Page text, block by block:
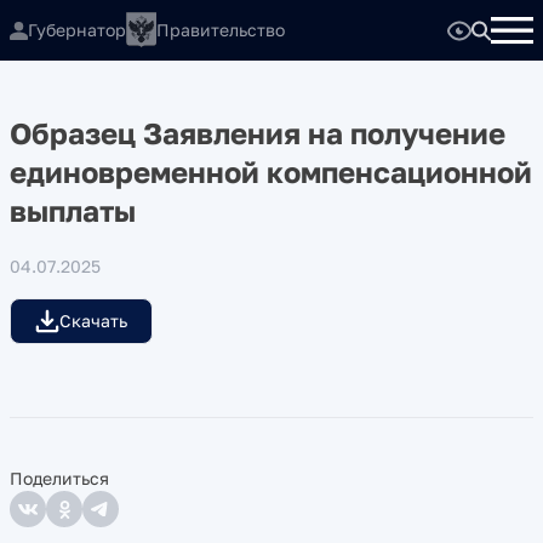
Губернатор Правительство
Образец Заявления на получение
единовременной компенсационной
выплаты
04.07.2025
Скачать
Поделиться